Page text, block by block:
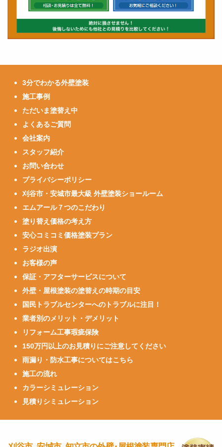
3分でわかる外壁塗装
施工事例
ただいま塗替え中
よくあるご質問
会社案内
スタッフ紹介
お問い合わせ
プライバシーポリシー
刈谷市・安城市最大級 外壁塗装ショールーム
エムアール７つのこだわり
塗り替え価格の考え方
安心コミコミ価格塗装プラン
ラジオ出演
お客様の声
保証・アフターサービスについて
外壁・屋根塗装の塗替えの時期の目安
国民トラブルセンターへのトラブルに注目！
業者別のメリット・デメリット
リフォーム工事瑕疵保険
150万円以上のお見積りにご注意してください
雨漏り・防水工事についてはこちら
施工の流れ
カラーシミュレーション
見積りシミュレーション